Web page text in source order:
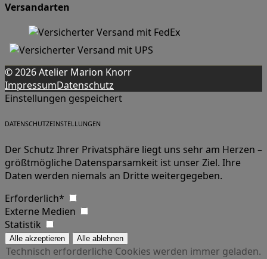
Versandarten
© 2026 Atelier Marion Knorr
ImpressumDatenschutz
Einstellungen gespeichert
DATENSCHUTZEINSTELLUNGEN
Der Schutz Ihrer Privatsphäre liegt uns sehr am Herzen –
größtmögliche Datensparsamkeit ist unser Ziel. Ihre
Daten werden niemals an Dritte weitergegeben.
Erforderlich*
Externe Medien
Statistik
Technisch erforderliche Cookies werden immer geladen.